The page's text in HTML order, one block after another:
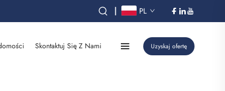
| PL
Skontaktuj Się Z Nami Uzyskaj ofertę